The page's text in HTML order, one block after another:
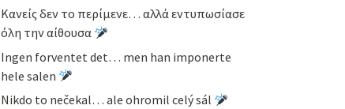
Κανείς δεν το περίμενε… αλλά εντυπωσίασε
όλη την αίθουσα
Ingen forventet det… men han imponerte
hele salen
Nikdo to nečekal… ale ohromil celý sál